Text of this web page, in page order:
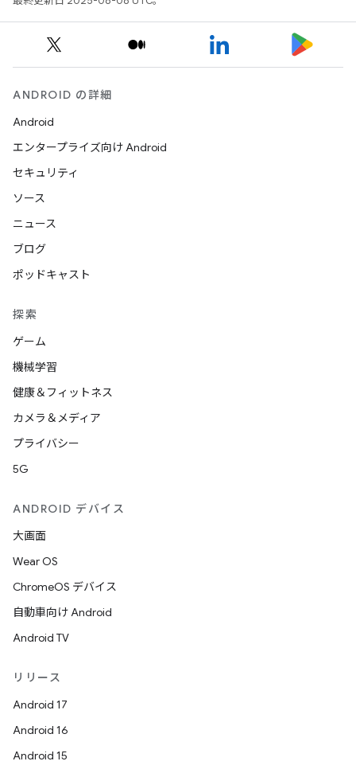
ANDROID の詳細
Android
エンタープライズ向け Android
セキュリティ
ソース
ニュース
ブログ
ポッドキャスト
探索
ゲーム
機械学習
健康＆フィットネス
カメラ＆メディア
プライバシー
5G
ANDROID デバイス
大画面
Wear OS
ChromeOS デバイス
自動車向け Android
Android TV
リリース
Android 17
Android 16
Android 15